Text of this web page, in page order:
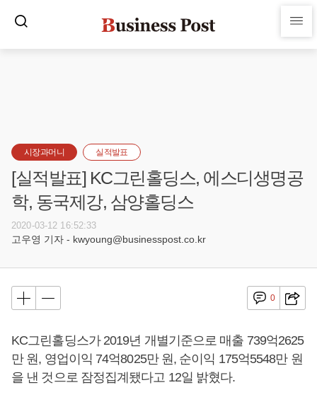
시장과머니 실적발표
[실적발표] KC그린홀딩스, 에스디생명공
학, 동국제강, 삼양홀딩스
2020-03-12 16:52:33
고우영 기자 - kwyoung@businesspost.co.kr
0
KC그린홀딩스가 2019년 개별기준으로 매출 739억2625
만 원, 영업이익 74억8025만 원, 순이익 175억5548만 원
을 낸 것으로 잠정집계됐다고 12일 밝혔다.